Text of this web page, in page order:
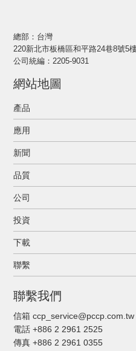
總部：台灣
220新北市板橋區和平路24巷8號5
公司統編：2205-9031
網站地圖
產品
應用
新聞
品質
公司
投資
下載
聯繫
聯繫我們
信箱 ccp_service@pccp.com.tw
電話 +886 2 2961 2525
傳真 +886 2 2961 0355